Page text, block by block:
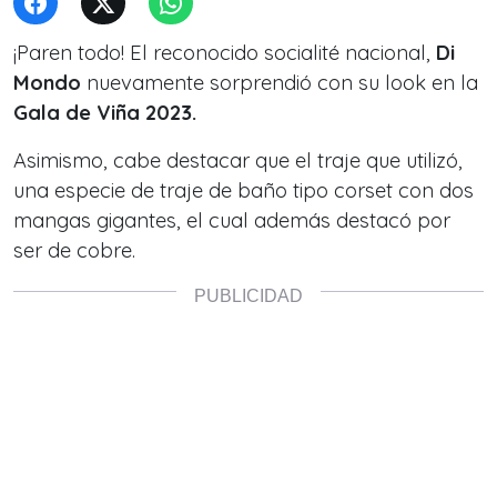
¡Paren todo! El reconocido socialité nacional, Di
Mondo nuevamente sorprendió con su look en la
Gala de Viña 2023.
Asimismo, cabe destacar que el traje que utilizó,
una especie de traje de baño tipo corset con dos
mangas gigantes, el cual además destacó por
ser de cobre.